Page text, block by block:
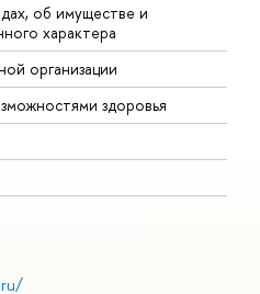
об имуществе и
характера
организации
здоровья